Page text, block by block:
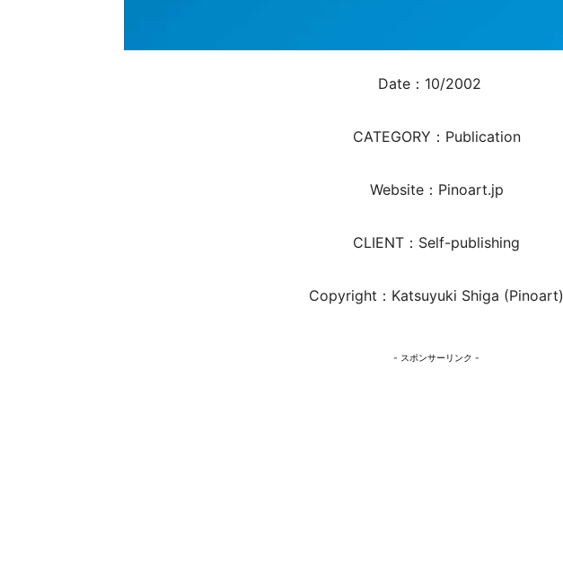
Date：10/2002
CATEGORY：Publication
Website：Pinoart.jp
CLIENT：Self-publishing
Copyright：Katsuyuki Shiga (Pinoart)
- スポンサーリンク -